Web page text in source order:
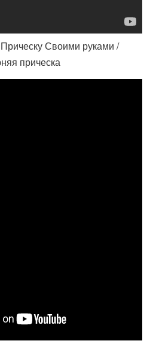
Своими руками /
прическа